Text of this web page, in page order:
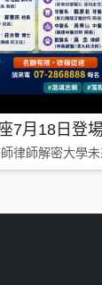
7月18日登
律師解密大學未